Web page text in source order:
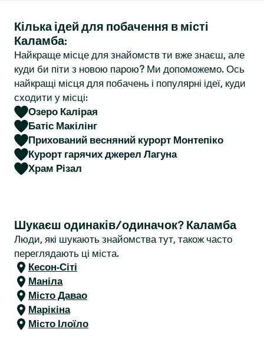
r
Кілька ідей для побачення в місті
Каламба:
Найкраще місце для знайомств ти вже знаєш, але
куди би піти з новою парою? Ми допоможемо. Ось
найкращі місця для побачень і популярні ідеї, куди
сходити у місці:
Озеро Калірая
Батіс Макілінг
Прихований весняний курорт Монтепіко
Курорт гарячих джерел Лагуна
Храм Різал
Шукаєш одинаків/одиначок? Каламба
Люди, які шукають знайомства тут, також часто
переглядають ці міста.
Кесон-Сіті
Маніла
Місто Давао
Марікіна
Місто Ілоїло